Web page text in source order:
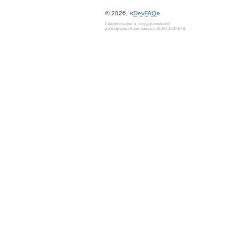
© 2026, «DevFAQ».
Свидетельство о государственной
регистрации базы данных №2012620649.